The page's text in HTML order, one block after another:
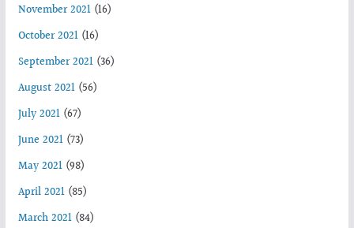
November 2021(16)
October 2021(16)
September 2021(36)
August 2021(56)
July 2021(67)
June 2021(73)
May 2021(98)
April 2021(85)
March 2021(84)